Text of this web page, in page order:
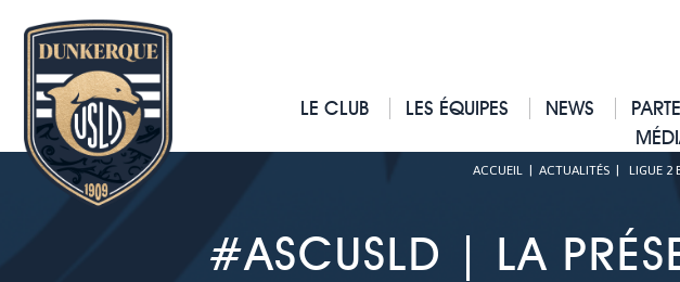
LE CLUB LES ÉQUIPES NEWS
ACCUEIL| ACTUALITÉS| LIGUE 2
#ASCUSLD | LA